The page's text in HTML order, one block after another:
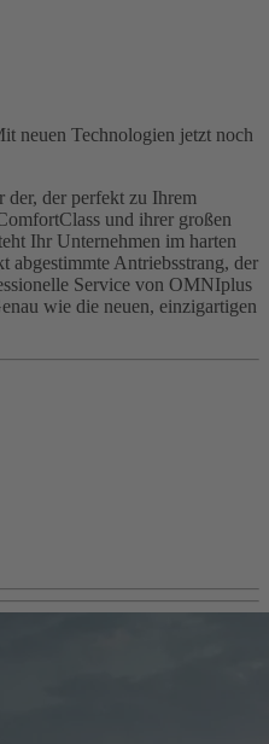
neuen Technologien jetzt noch
der perfekt zu Ihrem
und ihrer großen
Ihr Unternehmen im harten
abgestimmte Antriebsstrang, der
Service von OMNIplus
wie die neuen, einzigartigen